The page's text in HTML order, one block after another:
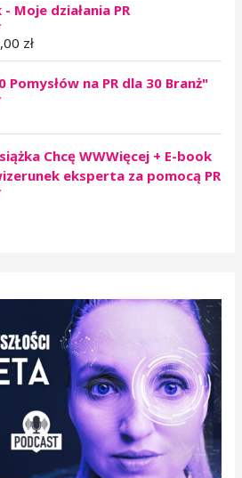
Moje działania PR
zł
Pomysłów na PR dla 30 Branż"
Chcę WWWięcej + E-book
eksperta za pomocą PR